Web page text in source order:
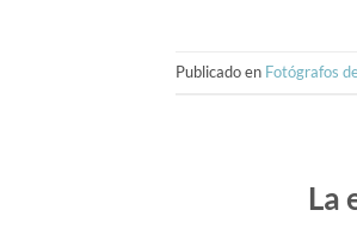
Publicado en Fotógrafos
La